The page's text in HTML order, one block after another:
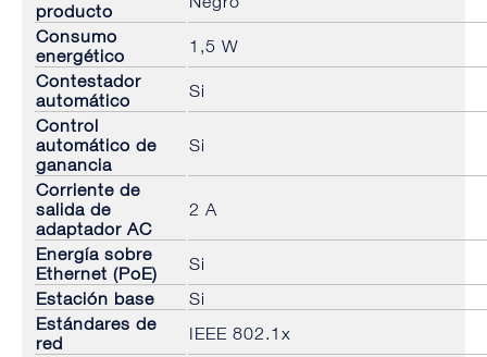
producto
Consumo
energético
1,5 W
Contestador
automático
Si
Control
automático de
ganancia
Si
Corriente de
salida de
adaptador AC
2 A
Energía sobre
Ethernet (PoE)
Si
Estación base
Si
Estándares de
red
IEEE 802.1x